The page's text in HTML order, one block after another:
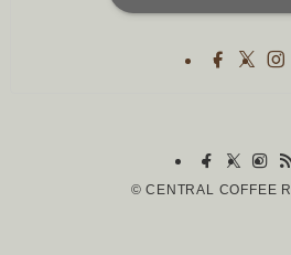
© CENTRAL COFFEE